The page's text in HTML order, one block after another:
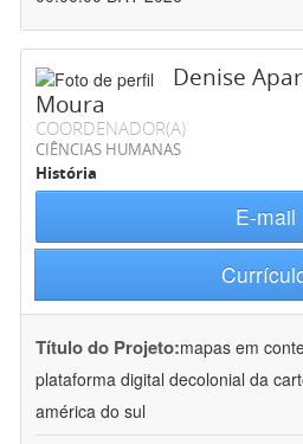
Denise
Moura
COORDENADOR(A)
CIÊNCIAS HUMANAS
História
E-mail
Título do Projeto:mapas em
plataforma digital decolonial da
américa do sul